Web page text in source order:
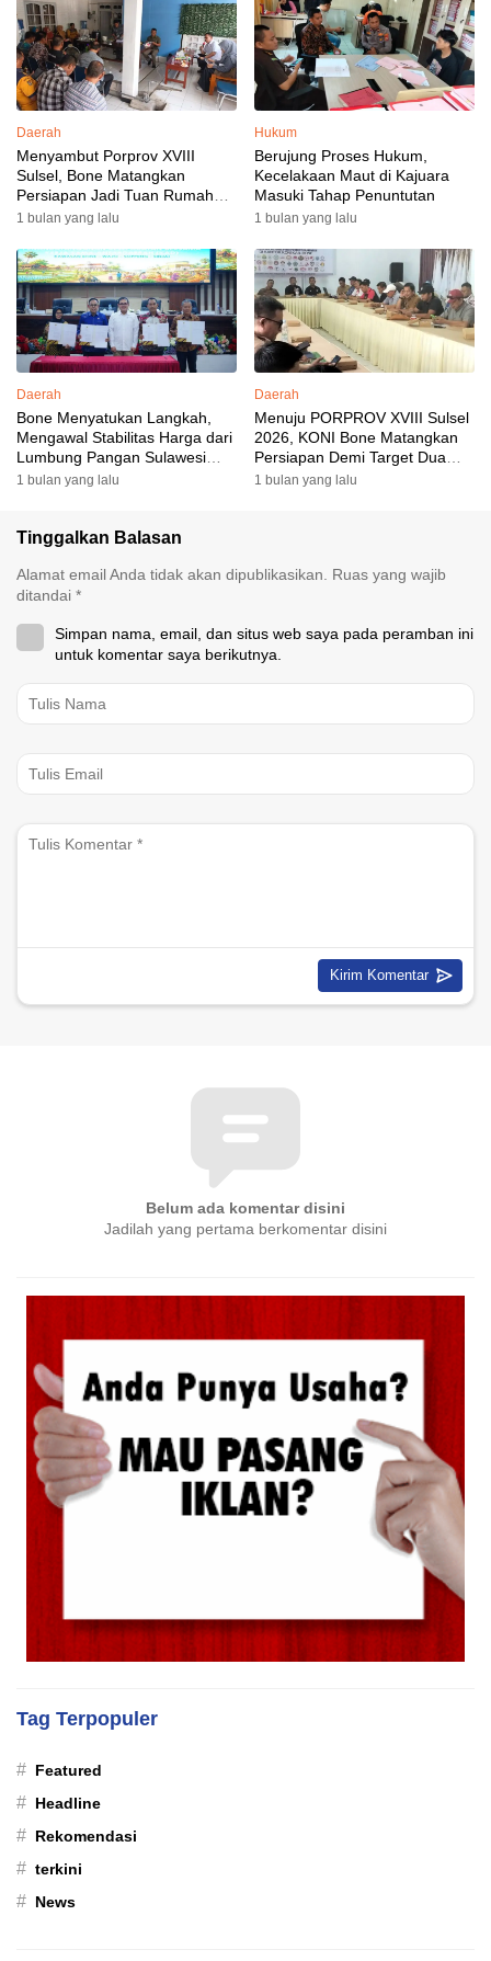
Daerah
Menyambut Porprov XVIII
Sulsel, Bone Matangkan
Persiapan Jadi Tuan Rumah
yang Berkesan: Wakil Bupati
Targetkan Venue dan
Akomodasi Rampung
1 bulan yang lalu
Hukum
Berujung Proses Hukum,
Kecelakaan Maut di Kajuara
Masuki Tahap Penuntutan
1 bulan yang lalu
Daerah
Bone Menyatukan Langkah,
Mengawal Stabilitas Harga dari
Lumbung Pangan Sulawesi
Selatan
1 bulan yang lalu
Daerah
Menuju PORPROV XVIII Sulsel
2026, KONI Bone Matangkan
Persiapan Demi Target Dua
Besar
1 bulan yang lalu
Tinggalkan Balasan
Alamat email Anda tidak akan dipublikasikan. Ruas yang wajib
ditandai *
Simpan nama, email, dan situs web saya pada peramban ini
untuk komentar saya berikutnya.
Belum ada komentar disini
Jadilah yang pertama berkomentar disini
Tag Terpopuler
# Featured
# Headline
# Rekomendasi
# terkini
# News